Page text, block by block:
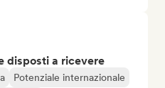
disposti a ricevere
Potenziale internazionale